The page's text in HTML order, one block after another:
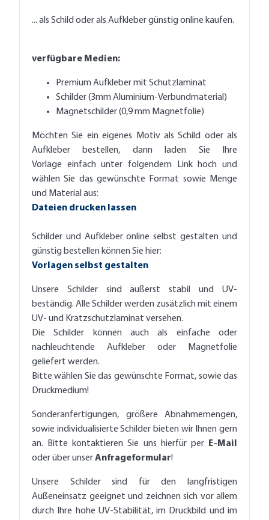
... als Schild oder als Aufkleber günstig online kaufen.
verfügbare Medien:
Premium Aufkleber mit Schutzlaminat
Schilder (3mm Aluminium-Verbundmaterial)
Magnetschilder (0,9 mm Magnetfolie)
Möchten Sie ein eigenes Motiv als Schild oder als
Aufkleber bestellen, dann laden Sie Ihre
Vorlage einfach unter folgendem Link hoch und
wählen Sie das gewünschte Format sowie Menge
und Material aus:
Dateien drucken lassen
Schilder und Aufkleber online selbst gestalten und
günstig bestellen können Sie hier:
Vorlagen selbst gestalten
Unsere Schilder sind äußerst stabil und UV-
beständig. Alle Schilder werden zusätzlich mit einem
UV- und Kratzschutzlaminat versehen.
Die Schilder können auch als einfache oder
nachleuchtende Aufkleber oder Magnetfolie
geliefert werden.
Bitte wählen Sie das gewünschte Format, sowie das
Druckmedium!
Sonderanfertigungen, größere Abnahmemengen,
sowie individualisierte Schilder bieten wir Ihnen gern
an. Bitte kontaktieren Sie uns hierfür per E-Mail
oder über unserAnfrageformular!
Unsere Schilder sind für den langfristigen
Außeneinsatz geeignet und zeichnen sich vor allem
durch Ihre hohe UV-Stabilität, im Druckbild und im